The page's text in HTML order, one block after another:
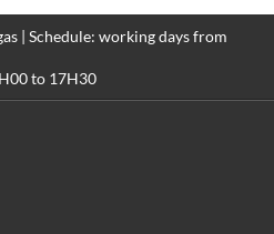
| Schedule: working days from
to 17H30